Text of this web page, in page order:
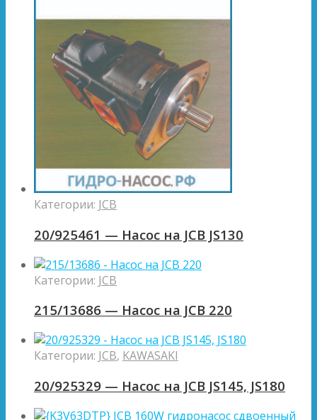
Категории: JCB
20/925461 — Насос на JCB JS130
Категории: JCB
215/13686 — Насос на JCB 220
Категории: JCB, KAWASAKI
20/925329 — Насос на JCB JS145, JS180